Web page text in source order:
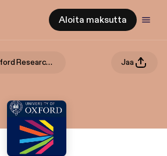
Aloita maksutta
TORCH | The Oxford Research Centre in the Humanities Jaa